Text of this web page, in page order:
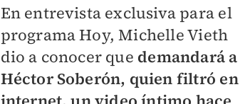
En entrevista exclusiva para el
programa Hoy, Michelle Vieth
dio a conocer que demandará a
Héctor Soberón, quien filtró en